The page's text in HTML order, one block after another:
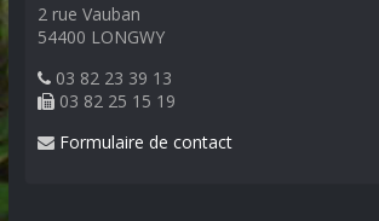
2 rue Vauban
54400 LONGWY
03 82 23 39 13
03 82 25 15 19
Formulaire de contact